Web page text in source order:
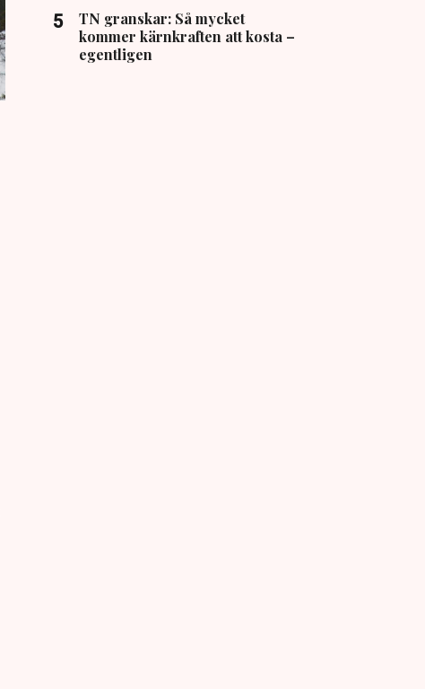
TN granskar: Så mycket
kommer kärnkraften att kosta –
egentligen